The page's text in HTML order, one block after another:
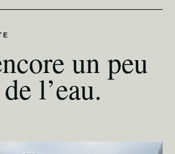
un peu
l’eau.